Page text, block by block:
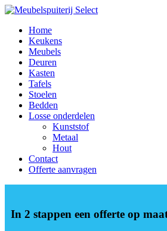
Home
Keukens
Meubels
Deuren
Kasten
Tafels
Stoelen
Bedden
Losse onderdelen
Kunststof
Metaal
Hout
Contact
Offerte aanvragen
In 2 stappen een offerte op